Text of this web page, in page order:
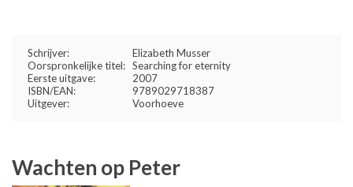
Schrijver:
Elizabeth Musser
Oorspronkelijke titel: Searching for eternity
Eerste uitgave:
2007
ISBN/EAN:
9789029718387
Uitgever:
Voorhoeve
Wachten op Peter